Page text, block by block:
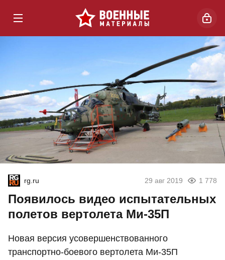
rg.ru 29 авг 2019 1 778
Появилось видео испытательных
полетов вертолета Ми-35П
Новая версия усовершенствованного
транспортно-боевого вертолета Ми-35П